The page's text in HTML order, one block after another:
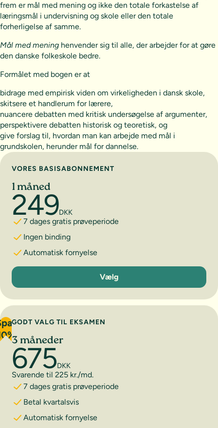
frem er mål med mening og ikke den totale forkastelse af
læringsmål i undervisning og skole eller den totale
forherligelse af samme.
Mål med mening henvender sig til alle, der arbejder for at gøre
den danske folkeskole bedre.
Formålet med bogen er at
bidrage med empirisk viden om virkeligheden i dansk skole,
skitsere et handlerum for lærere,
nuancere debatten med kritisk undersøgelse af argumenter,
perspektivere debatten historisk og teoretisk, og
give forslag til, hvordan man kan arbejde med mål i
grundskolen, herunder mål for dannelse.
Vælg abonnement
VORES BASISABONNEMENT
1 måned
249DKK
7 dages gratis prøveperiode
Ingen binding
Automatisk fornyelse
1 måned
Vælg
GODT VALG TIL EKSAMEN
3 måneder
675DKK
Svarende til 225 kr./md.
7 dages gratis prøveperiode
Betal kvartalsvis
Automatisk fornyelse